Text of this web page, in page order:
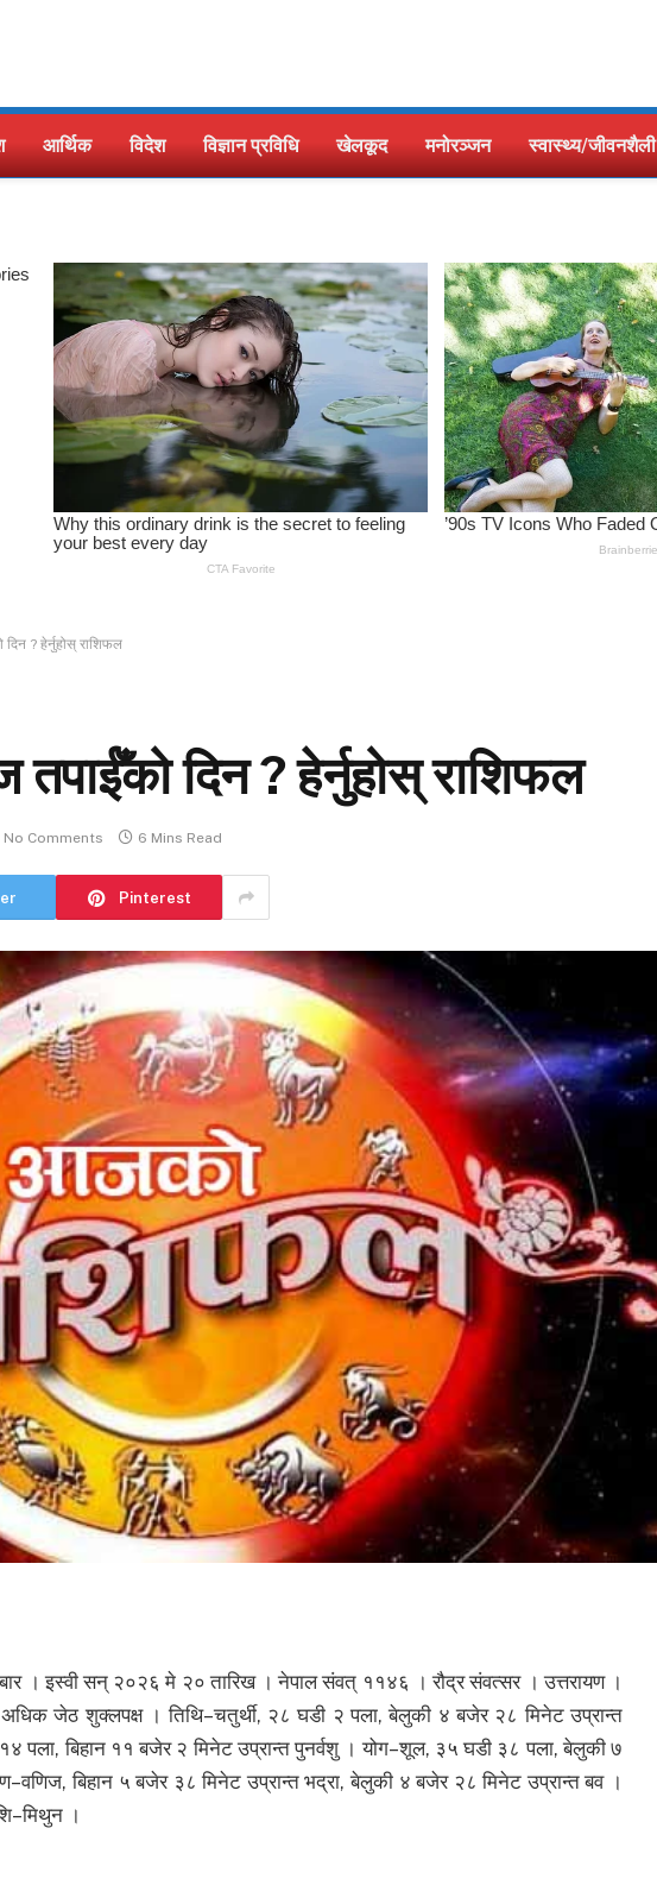
आर्थिक विदेश विज्ञान प्रविधि खेलकूद मनोरञ्जन स्वास्थ्य/जीवनशैली
? हेर्नुहोस् राशिफल
दिन ? हेर्नुहोस् राशिफल
No Comments 6 Mins Read
Pinterest
। इस्वी सन् २०२६ मे २० तारिख । नेपाल संवत् ११४६ । रौद्र संवत्सर । उत्तरायण ।
जेठ शुक्लपक्ष । तिथि–चतुर्थी, २८ घडी २ पला, बेलुकी ४ बजेर २८ मिनेट उप्रान्त
पला, बिहान ११ बजेर २ मिनेट उप्रान्त पुनर्वशु । योग–शूल, ३५ घडी ३८ पला, बेलुकी ७
बिहान ५ बजेर ३८ मिनेट उप्रान्त भद्रा, बेलुकी ४ बजेर २८ मिनेट उप्रान्त बव ।
।